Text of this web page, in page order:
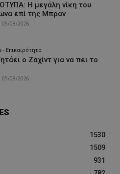
Η μεγάλη νίκη του
επί της Μπραν
05/08/2026
- Επικαιρότητα
ο Ζαχίντ για να πει το
05/08/2026
1530
1509
931